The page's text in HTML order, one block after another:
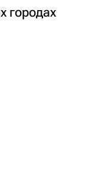
городах